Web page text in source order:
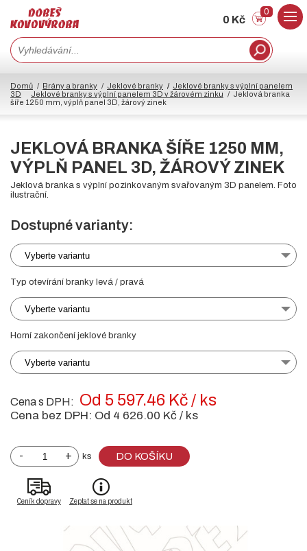
0 Kč
0
Domů Brány a branky Jeklové branky
Jeklové branky s výplní panelem
3D
Jeklové branky s výplní panelem 3D v žárovém zinku
Jeklová branka
šíře 1250 mm, výplň panel 3D, žárový zinek
JEKLOVÁ BRANKA ŠÍŘE 1250 MM,
VÝPLŇ PANEL 3D, ŽÁROVÝ ZINEK
Jeklová branka s výplní pozinkovaným svařovaným 3D panelem. Foto
ilustrační.
Dostupné varianty:
Vyberte variantu
Typ otevírání branky levá / pravá
Vyberte variantu
Horní zakončení jeklové branky
Vyberte variantu
Cena s DPH: Od 5 597.46 Kč / ks
Cena bez DPH: Od 4 626.00 Kč / ks
- + ks DO KOŠÍKU
Ceník dopravy Zeptat se na produkt